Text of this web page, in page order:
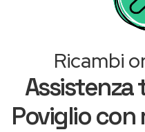
Ricambi
Assistenza
Poviglio con